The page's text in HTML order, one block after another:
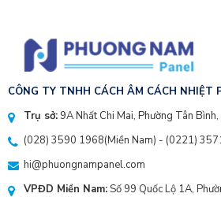
CÔNG TY TNHH CÁCH ÂM CÁCH NHIỆT
Trụ sở: 9A Nhất Chi Mai, Phường Tân
(028) 3590 1968(Miền Nam) - (0221)
hi@phuongnampanel.com
VPĐD Miền Nam:Số 99 Quốc Lộ 1A,